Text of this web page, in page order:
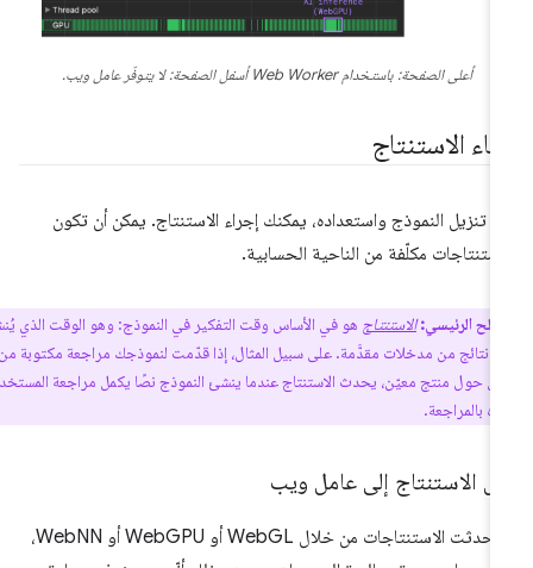
أعلى الصفحة: باستخدام Web Worker أسفل الصفحة: لا يتوفّر عامل ويب.
الاستنتاج
تنزيل النموذج واستعداده، يمكنك إجراء الاستنتاج. يمكن أن تكون
مكلّفة من الناحية الحسابية.
الرئيسي:الاستنتاجهو في الأساس وقت التفكير في النموذج: وهو الوقت الذي يُنشئ
نتائج من مدخلات مقدَّمة. على سبيل المثال، إذا قدّمت لنموذجك مراجعة مكتوبة من أحد
حول منتج معيّن، يحدث الاستنتاج عندما ينشئ النموذج نصًا يكمل مراجعة المستخدم أو
بالمراجعة.
الاستنتاج إلى عامل ويب
إذا حدثت الاستنتاجات من خلال WebGL أو WebGPU أو WebNN،